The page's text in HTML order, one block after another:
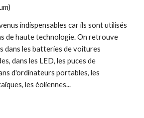
indispensables car ils sont utilisés
de haute technologie. On retrouve
dans les batteries de voitures
dans les LED, les puces de
d'ordinateurs portables, les
les éoliennes...